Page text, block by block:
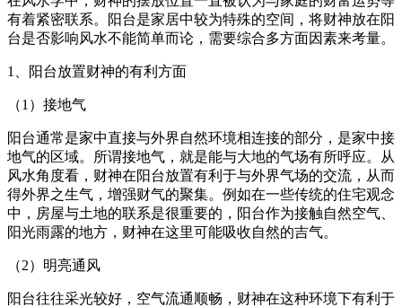
有着紧密联系。阳台是家居中较为特殊的空间，将财神放在阳
台是否影响风水不能简单而论，需要综合多方面因素来考量。
1、阳台放置财神的有利方面
（1）接地气
阳台通常是家中直接与外界自然环境相连接的部分，是家中接
地气的区域。所谓接地气，就是能与大地的气场有所呼应。从
风水角度看，财神在阳台放置有利于与外界气场的交流，从而
得外界之生气，增强财气的聚集。例如在一些传统的住宅观念
中，房屋与土地的联系是很重要的，阳台作为接触自然空气、
阳光雨露的地方，财神在这里可能吸收自然的吉气。
（2）明亮通风
阳台往往采光较好，空气流通顺畅，财神在这种环境下有利于